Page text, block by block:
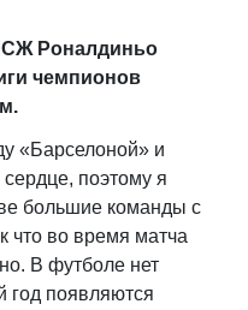
Роналдиньо
чемпионов
«Барселоной» и
поэтому я
большие команды с
что во время матча
В футболе нет
год появляются